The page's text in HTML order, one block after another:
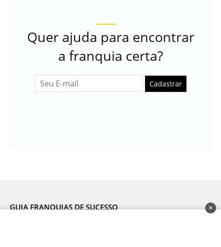
Quer ajuda para encontrar
a franquia certa?
Cadastrar
GUIA FRANQUIAS DE SUCESSO ✕